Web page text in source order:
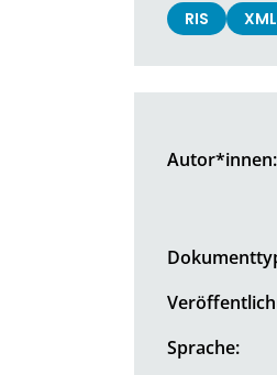
RIS XML
Autor*innen:
Sprache: